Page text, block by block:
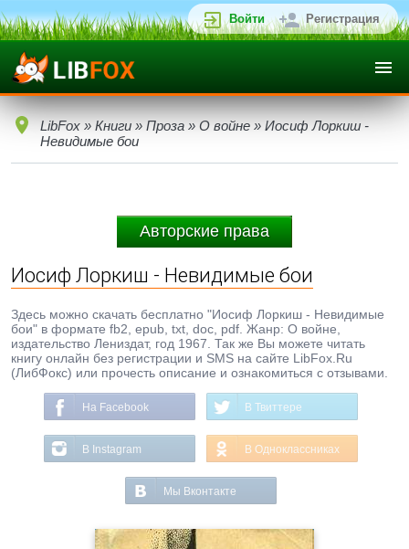
Войти Регистрация
LibFox » Книги » Проза » О войне » Иосиф Лоркиш -
Невидимые бои
Авторские права
Иосиф Лоркиш - Невидимые бои
Здесь можно скачать бесплатно "Иосиф Лоркиш - Невидимые
бои" в формате fb2, epub, txt, doc, pdf. Жанр: О войне,
издательство Лениздат, год 1967. Так же Вы можете читать
книгу онлайн без регистрации и SMS на сайте LibFox.Ru
(ЛибФокс) или прочесть описание и ознакомиться с отзывами.
На Facebook В Твиттере
В Instagram В Одноклассниках
Мы Вконтакте